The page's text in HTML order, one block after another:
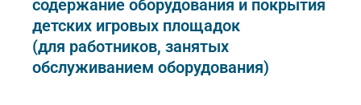
содержание оборудования и покрытия
детских игровых площадок
(для работников, занятых
обслуживанием оборудования)